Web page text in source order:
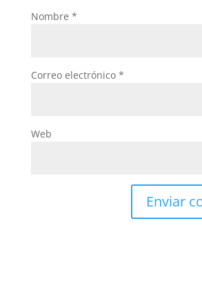
Nombre *
Correo electrónico *
Web